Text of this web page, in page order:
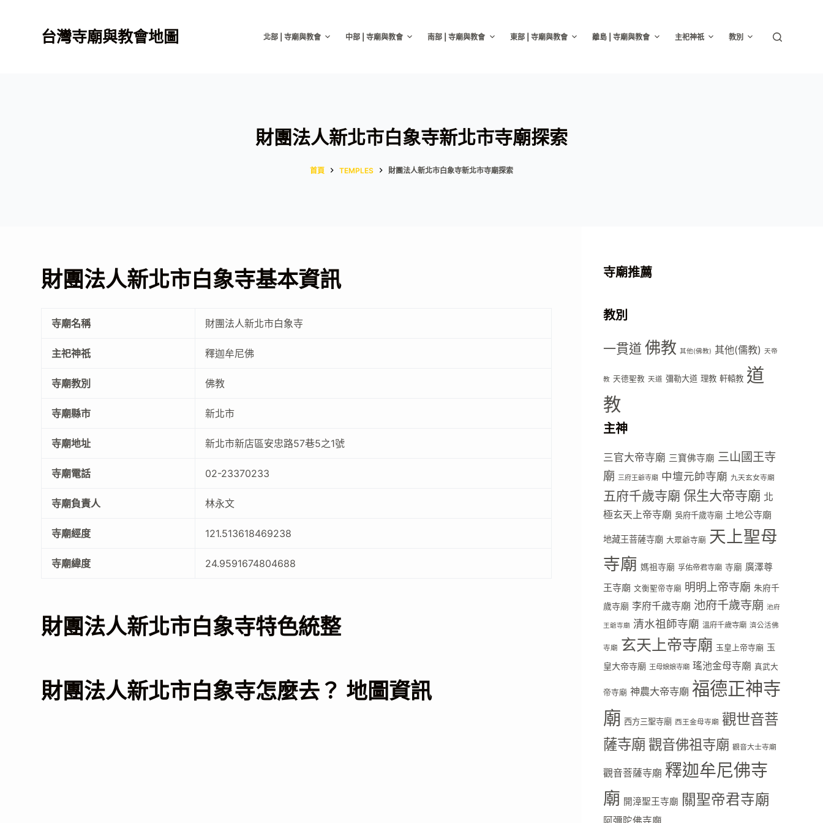
台灣寺廟與教會地圖 北部 | 寺廟與教會 中部 | 寺廟與教會 南部 | 寺廟與教會 東部 | 寺廟與教會 離島 | 寺廟與教會 主祀神祇 教別
財團法人新北市白象寺新北市寺廟探索
首頁 TEMPLES 財團法人新北市白象寺新北市寺廟探索
財團法人新北市白象寺基本資訊
寺廟名稱 財團法人新北市白象寺
主祀神祇 釋迦牟尼佛
寺廟教別 佛教
寺廟縣市 新北市
寺廟地址 新北市新店區安忠路57巷5之1號
寺廟電話 02-23370233
寺廟負責人 林永文
寺廟經度 121.513618469238
寺廟緯度 24.9591674804688
財團法人新北市白象寺特色統整
財團法人新北市白象寺怎麼去？ 地圖資訊
寺廟推薦
教別
一貫道 佛教 其他(佛教) 其他(儒教) 天帝
教 天德聖教 天道 彌勒大道 理教 軒轅教 道
教
主神
三官大帝寺廟 三寶佛寺廟 三山國王寺
廟 三府王爺寺廟 中壇元帥寺廟 九天玄女寺廟
五府千歲寺廟 保生大帝寺廟 北
極玄天上帝寺廟 吳府千歲寺廟 土地公寺廟
地藏王菩薩寺廟 大眾爺寺廟 天上聖母
寺廟 媽祖寺廟 孚佑帝君寺廟 寺廟 廣澤尊
王寺廟 文衡聖帝寺廟 明明上帝寺廟 朱府千
歲寺廟 李府千歲寺廟 池府千歲寺廟 池府
王爺寺廟 清水祖師寺廟 溫府千歲寺廟 濟公活佛
寺廟 玄天上帝寺廟 玉皇上帝寺廟 玉
皇大帝寺廟 王母娘娘寺廟 瑤池金母寺廟 真武大
帝寺廟 神農大帝寺廟 福德正神寺
廟 西方三聖寺廟 西王金母寺廟 觀世音菩
薩寺廟觀音佛祖寺廟 觀音大士寺廟
觀音菩薩寺廟 釋迦牟尼佛寺
廟 開漳聖王寺廟 關聖帝君寺廟